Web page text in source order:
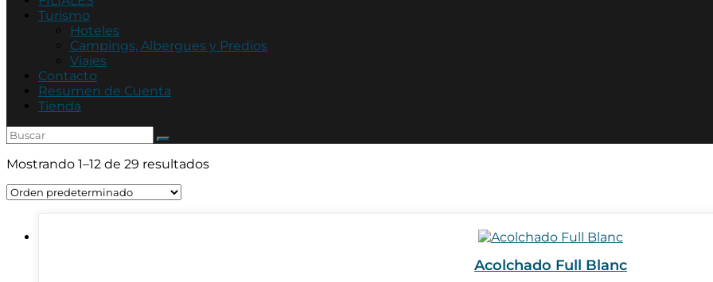
Turismo
Hoteles
Campings, Albergues y Predios
Viajes
Contacto
Resumen de Cuenta
Tienda
Mostrando 1–12 de 29 resultados
Acolchado Full Blanc